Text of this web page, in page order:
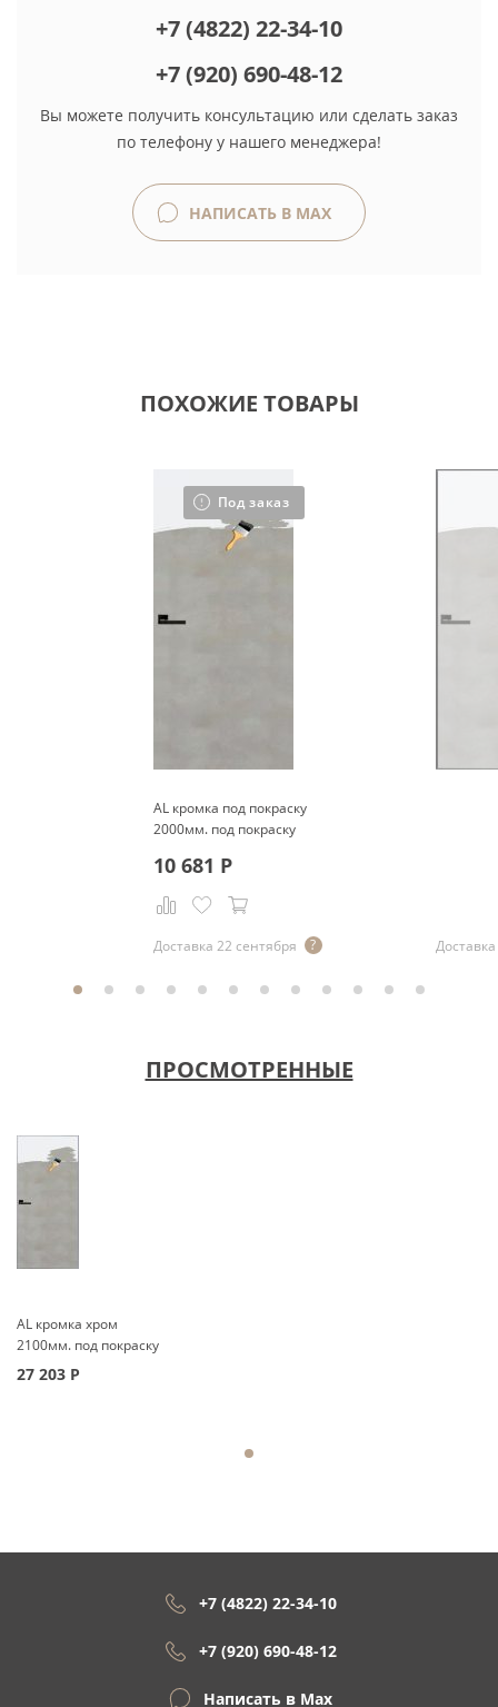
+7 (4822) 22-34-10
+7 (920) 690-48-12
Вы можете получить консультацию или сделать заказ
по телефону у нашего менеджера!
НАПИСАТЬ В MAX
ПОХОЖИЕ ТОВАРЫ
Под заказ
AL кромка под покраску
2000мм. под покраску
10 681 Р
Доставка 22 сентября Доставка
ПРОСМОТРЕННЫЕ
AL кромка хром
2100мм. под покраску
27 203 Р
+7 (4822) 22-34-10
+7 (920) 690-48-12
Написать в Max